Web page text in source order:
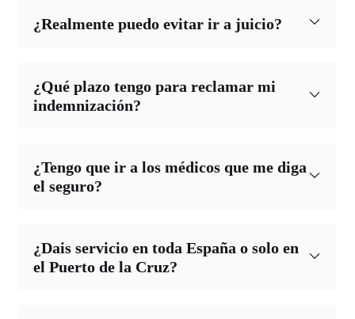
¿Realmente puedo evitar ir a juicio?
¿Qué plazo tengo para reclamar mi
indemnización?
¿Tengo que ir a los médicos que me diga
el seguro?
¿Dais servicio en toda España o solo en
el Puerto de la Cruz?